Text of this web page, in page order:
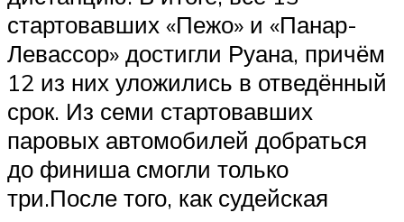
стартовавших «Пежо» и «Панар-
Левассор» достигли Руана, причём
12 из них уложились в отведённый
срок. Из семи стартовавших
паровых автомобилей добраться
до финиша смогли только
три.После того, как судейская